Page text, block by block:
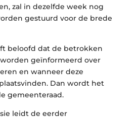
zal in dezelfde week nog
gestuurd voor de brede
beloofd dat de betrokken
geïnformeerd over
en wanneer deze
Dan wordt het
gemeenteraad.
leidt de eerder